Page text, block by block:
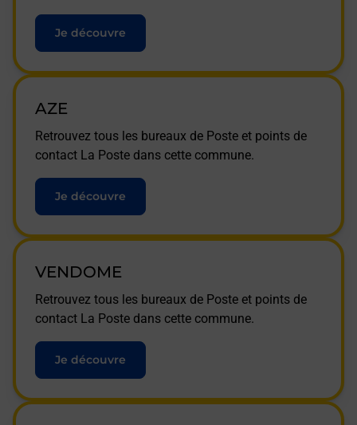
Je découvre
AZE
Retrouvez tous les bureaux de Poste et points de
contact La Poste dans cette commune.
Je découvre
VENDOME
Retrouvez tous les bureaux de Poste et points de
contact La Poste dans cette commune.
Je découvre